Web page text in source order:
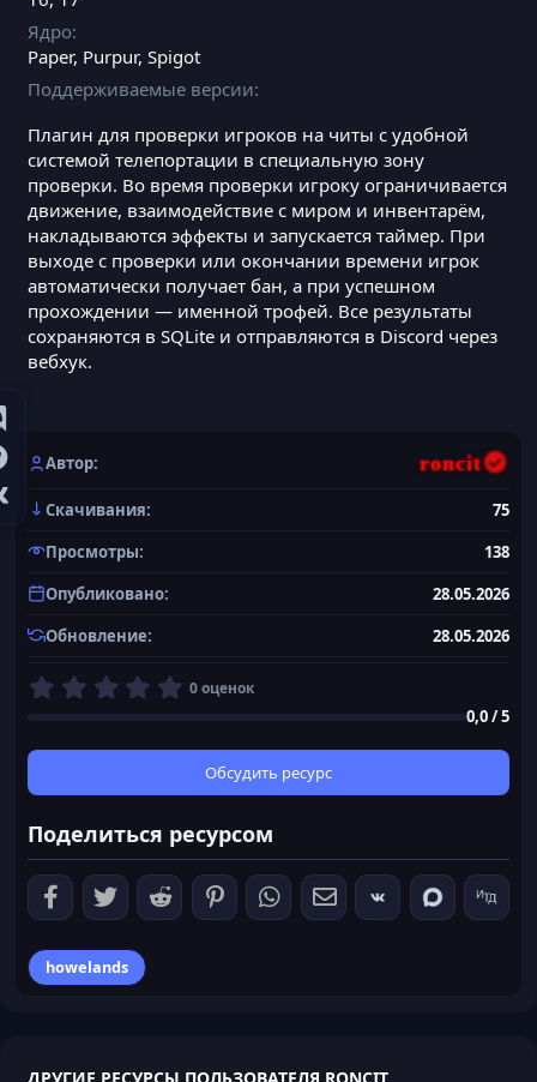
Ядро
Paper Purpur Spigot
Поддерживаемые версии
Плагин для проверки игроков на читы с удобной
системой телепортации в специальную зону
проверки. Во время проверки игроку ограничивается
движение, взаимодействие с миром и инвентарём,
накладываются эффекты и запускается таймер. При
выходе с проверки или окончании времени игрок
автоматически получает бан, а при успешном
прохождении — именной трофей. Все результаты
сохраняются в SQLite и отправляются в Discord через
вебхук.
Автор roncit
Скачивания
75
Просмотры
138
Опубликовано
28.05.2026
Обновление
28.05.2026
0
0
в
ё
з
д
0 оценок
0,0 / 5
Обсудить ресурс
Поделиться ресурсом
howelands